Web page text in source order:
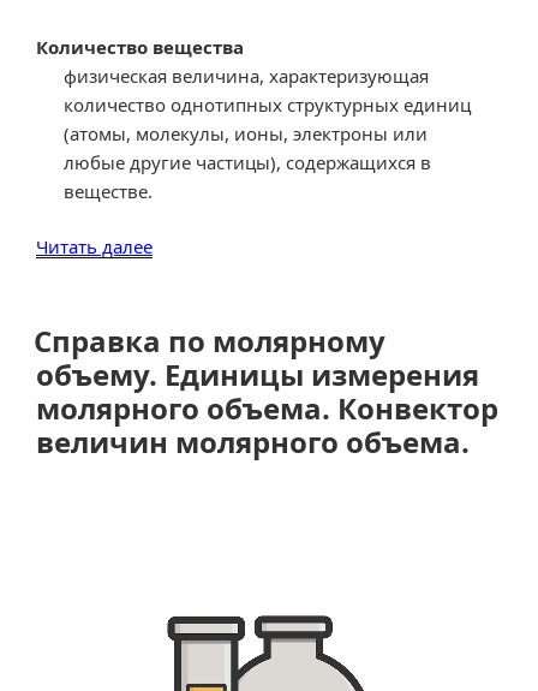
Количество вещества
физическая величина, характеризующая
количество однотипных структурных единиц
(атомы, молекулы, ионы, электроны или
любые другие частицы), содержащихся в
веществе.
Читать далее«Справка
вещества.
Единицы
измерения
количества
вещества.
Справка по молярному
объему. Единицы измерения
молярного объема. Конвектор
величин молярного объема.